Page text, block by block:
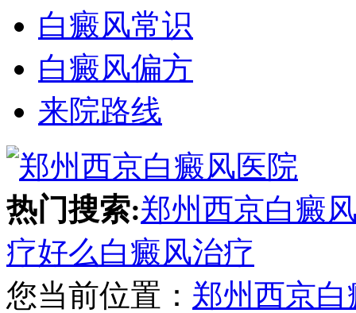
白癜风常识
白癜风偏方
来院路线
热门搜索:郑州西京白癜
疗好么白癜风治疗
您当前位置： 郑州西京